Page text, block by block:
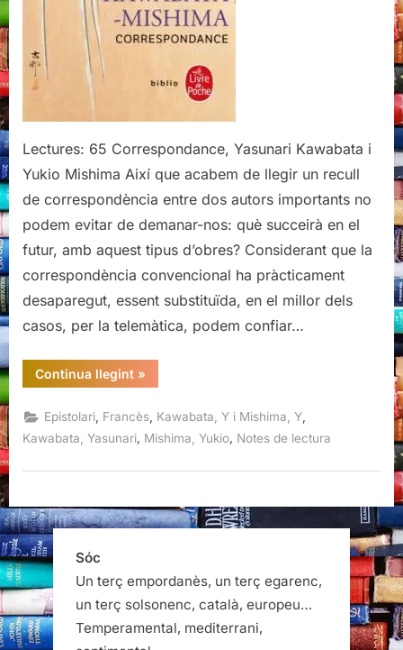
Lectures: 65 Correspondance, Yasunari Kawabata i
Yukio Mishima Així que acabem de llegir un recull
de correspondència entre dos autors importants no
podem evitar de demanar-nos: què succeirà en el
futur, amb aquest tipus d’obres? Considerant que la
correspondència convencional ha pràcticament
desaparegut, essent substituïda, en el millor dels
casos, per la telemàtica, podem confiar…
Continua llegint“Correspondance,
Kawabata-
»
Epistolari Francès Kawabata, Y i Mishima, Y
Kawabata, Yasunari, Mishima, Yukio, Notes de lectura
Sóc
Un terç empordanès, un terç egarenc,
un terç solsonenc, català, europeu…
Temperamental, mediterrani,